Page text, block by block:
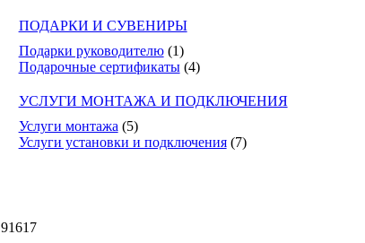
ПОДАРКИ И СУВЕНИРЫ
Подарки руководителю (1)
Подарочные сертификаты (4)
УСЛУГИ МОНТАЖА И ПОДКЛЮЧЕНИЯ
Услуги монтажа (5)
Услуги установки и подключения (7)